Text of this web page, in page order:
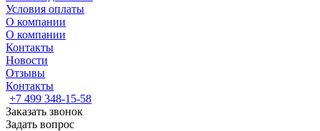
Условия оплаты
О компании
О компании
Контакты
Новости
Отзывы
Контакты
+7 499 348-15-58
Заказать звонок
Задать вопрос